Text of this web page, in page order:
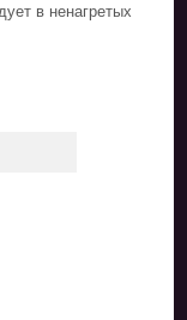
в ненагретых